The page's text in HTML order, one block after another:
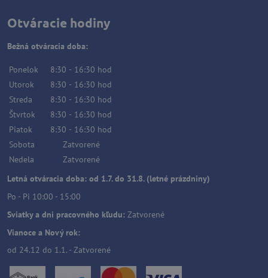
Otváracie hodiny
Bežná otváracia doba:
Ponelok 8:30 - 16:30 hod
Utorok
8:30 - 16:30 hod
Streda
8:30 - 16:30 hod
Štvrtok
8:30 - 16:30 hod
Piatok
8:30 - 16:30 hod
Sobota
Zatvorené
Nedela
Zatvorené
Letná otváracia doba: od 1.7. do 31.8. (letné prázdniny)
Po - Pi 10:00 - 15:00
Sviatky a dni pracovného kľudu: Zatvorené
Vianoce a Nový rok:
od 24.12 do 1.1. - Zatvorené